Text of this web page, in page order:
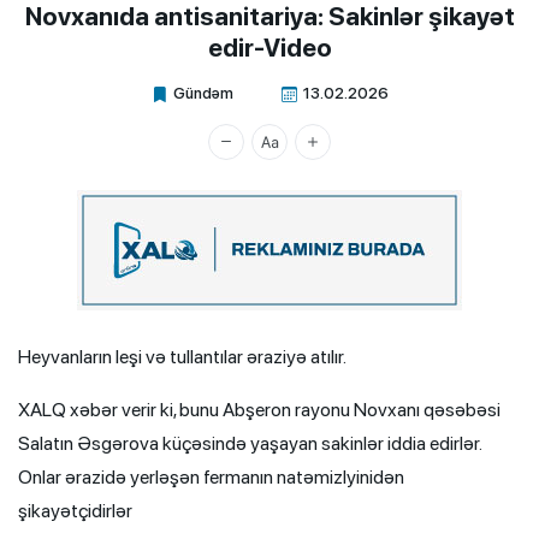
Novxanıda antisanitariya: Sakinlər şikayət
edir-Video
Gündəm 13.02.2026
Xalq.Online
Heyvanların leşi və tullantılar əraziyə atılır.
XALQ xəbər verir ki, bunu Abşeron rayonu Novxanı qəsəbəsi
Salatın Əsgərova küçəsində yaşayan sakinlər iddia edirlər.
Onlar ərazidə yerləşən fermanın natəmizlyinidən
şikayətçidirlər